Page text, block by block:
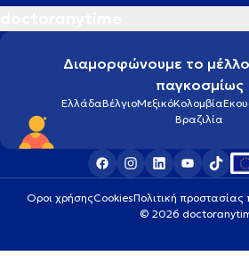
Διαμορφώνουμε το
παγκοσμίως
ΕλλάδαΒέλγιοΜεξικόΚολομβία
Βραζιλία
Οροι χρήσηςCookiesΠολιτική
© 2026